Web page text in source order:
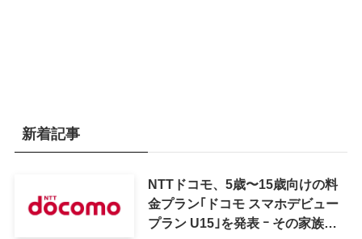
新着記事
NTTドコモ、5歳〜15歳向けの料
金プラン｢ドコモ スマホデビュー
プラン U15｣を発表 ｰ その家族が